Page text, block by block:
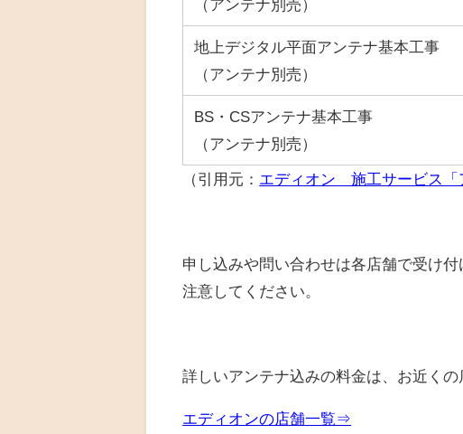
（アンテナ別売）
地上デジタル平面アンテナ基本工事
（アンテナ別売）
BS・CSアンテナ基本工事
（アンテナ別売）
（引用元： エディオン 施工サービス「
申し込みや問い合わせは各店舗で受け
注意してください。
詳しいアンテナ込みの料金は、お近くの
エディオンの店舗一覧⇒